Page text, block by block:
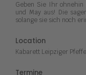
Geben Sie Ihr ohnehin
und May aus! Die
solange sie sich noch
Location
Kabarett Leipziger
Termine